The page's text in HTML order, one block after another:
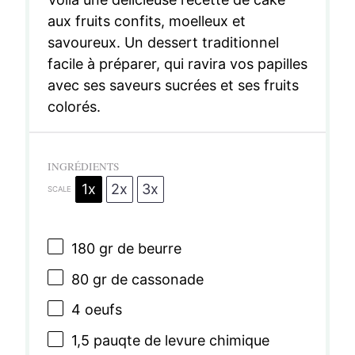
aux fruits confits, moelleux et
savoureux. Un dessert traditionnel
facile à préparer, qui ravira vos papilles
avec ses saveurs sucrées et ses fruits
colorés.
INGRÉDIENTS
SCALE 1x 2x 3x
180gr de beurre
80gr de cassonade
4 oeufs
1,5 pauqte de levure chimique